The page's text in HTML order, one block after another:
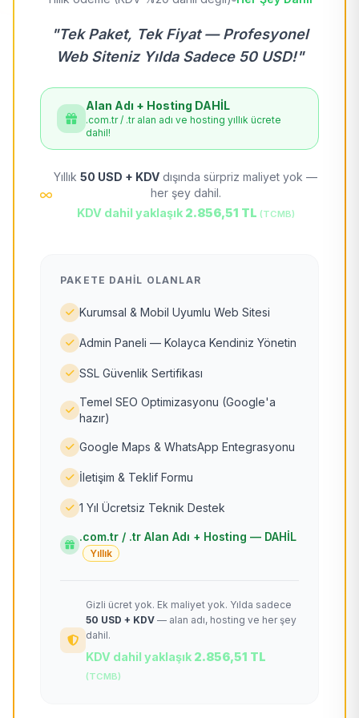
"Tek Paket, Tek Fiyat — Profesyonel
Web Siteniz Yılda Sadece 50 USD!"
Alan Adı + Hosting DAHİL
.com.tr / .tr alan adı ve hosting yıllık ücrete
dahil!
Yıllık 50 USD + KDV dışında sürpriz maliyet yok —
her şey dahil.
KDV dahil yaklaşık 2.856,51 TL (TCMB)
PAKETE DAHIL OLANLAR
Kurumsal & Mobil Uyumlu Web Sitesi
Admin Paneli — Kolayca Kendiniz Yönetin
SSL Güvenlik Sertifikası
Temel SEO Optimizasyonu (Google'a
hazır)
Google Maps & WhatsApp Entegrasyonu
İletişim & Teklif Formu
1 Yıl Ücretsiz Teknik Destek
.com.tr / .tr Alan Adı + Hosting — DAHİL
Yıllık
Gizli ücret yok. Ek maliyet yok. Yılda sadece
50 USD + KDV — alan adı, hosting ve her şey
dahil.
KDV dahil yaklaşık 2.856,51 TL
(TCMB)